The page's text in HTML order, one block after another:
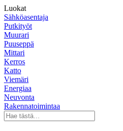
Luokat
Sähköasentaja
Putkityöt
Muurari
Puuseppä
Mittari
Kerros
Katto
Viemäri
Energiaa
Neuvonta
Rakennatoimintaa